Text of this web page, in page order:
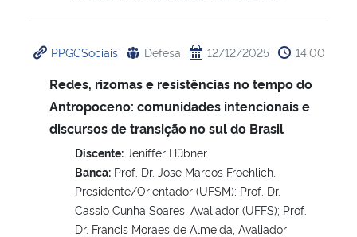
PPGCSociais Defesa 12/12/2025 14:00
Redes, rizomas e resistências no tempo do
Antropoceno: comunidades intencionais e
discursos de transição no sul do Brasil
Discente: Jeniffer Hübner
Banca: Prof. Dr. Jose Marcos Froehlich,
Presidente/Orientador (UFSM); Prof. Dr.
Cassio Cunha Soares, Avaliador (UFFS); Prof.
Dr. Francis Moraes de Almeida, Avaliador